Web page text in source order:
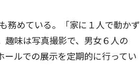
務めている。「家に１人で動かず
趣味は写真撮影で、男女６人の
ールでの展示を定期的に行ってい